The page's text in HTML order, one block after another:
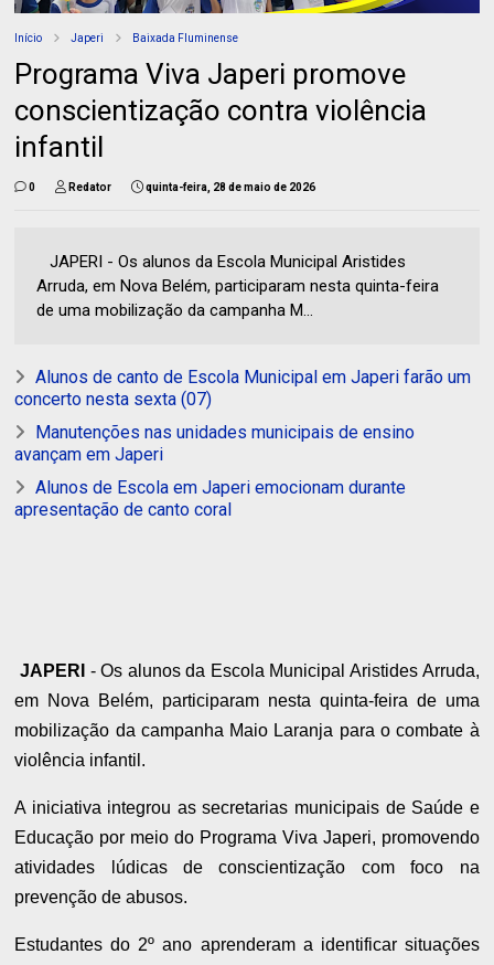
Início Japeri Baixada Fluminense
Programa Viva Japeri promove
conscientização contra violência
infantil
0 Redator quinta-feira, 28 de maio de 2026
JAPERI - Os alunos da Escola Municipal Aristides
Arruda, em Nova Belém, participaram nesta quinta-feira
de uma mobilização da campanha M...
Alunos de canto de Escola Municipal em Japeri farão um
concerto nesta sexta (07)
Manutenções nas unidades municipais de ensino
avançam em Japeri
Alunos de Escola em Japeri emocionam durante
apresentação de canto coral
JAPERI - Os alunos da Escola Municipal Aristides Arruda,
em Nova Belém, participaram nesta quinta-feira de uma
mobilização da campanha Maio Laranja para o combate à
violência infantil.
A iniciativa integrou as secretarias municipais de Saúde e
Educação por meio do Programa Viva Japeri, promovendo
atividades lúdicas de conscientização com foco na
prevenção de abusos.
Estudantes do 2º ano aprenderam a identificar situações